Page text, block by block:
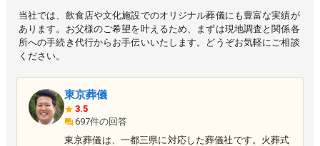
当社では、飲食店や文化施設でのオリジナル葬儀にも豊富な実績が
あります。お父様のご希望を叶えるため、まずは現地調査と関係各
所への手続き代行からお手伝いいたします。どうぞお気軽にご相談
ください。
東京葬儀
3.5
697件の回答
東京葬儀は、一都三県に対応した葬儀社です。火葬式